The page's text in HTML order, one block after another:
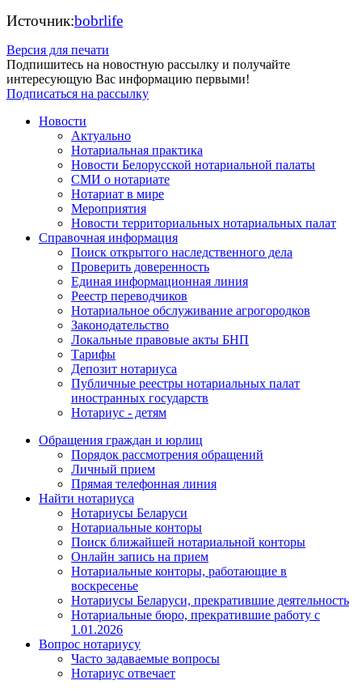
Источник:bobrlife
Версия для печати
Подпишитесь на новостную рассылку и получайте
интересующую Вас информацию первыми!
Подписаться на рассылку
Новости
Актуально
Нотариальная практика
Новости Белорусской нотариальной палаты
СМИ о нотариате
Нотариат в мире
Мероприятия
Новости территориальных нотариальных палат
Справочная информация
Поиск открытого наследственного дела
Проверить доверенность
Единая информационная линия
Реестр переводчиков
Нотариальное обслуживание агрогородков
Законодательство
Локальные правовые акты БНП
Тарифы
Депозит нотариуса
Публичные реестры нотариальных палат
иностранных государств
Нотариус - детям
Обращения граждан и юрлиц
Порядок рассмотрения обращений
Личный прием
Прямая телефонная линия
Найти нотариуса
Нотариусы Беларуси
Нотариальные конторы
Поиск ближайшей нотариальной конторы
Онлайн запись на прием
Нотариальные конторы, работающие в
воскресенье
Нотариусы Беларуси, прекратившие деятельность
Нотариальные бюро, прекратившие работу с
1.01.2026
Вопрос нотариусу
Часто задаваемые вопросы
Нотариус отвечает